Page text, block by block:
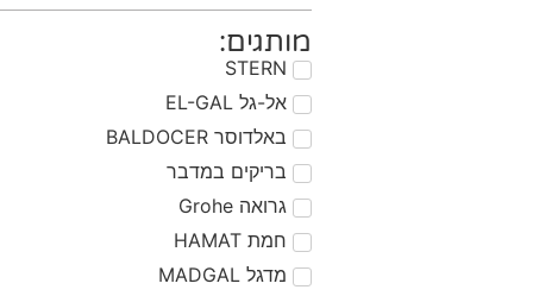
מותגים:
STERN
אל-גל EL-GAL
באלדוסר BALDOCER
בריקים במדבר
גרואה Grohe
חמת HAMAT
מדגל MADGAL